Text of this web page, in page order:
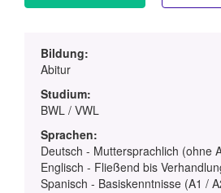
Bildung:
Abitur
Studium:
BWL / VWL
Sprachen:
Deutsch - Muttersprachlich (ohne
Englisch - Fließend bis
Spanisch - Basiskenntnisse (A1 /